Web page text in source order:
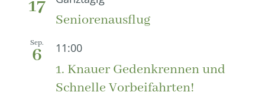
17
Seniorenausflug
Sep.
6 11:00
1. Knauer Gedenkrennen und
Schnelle Vorbeifahrten!